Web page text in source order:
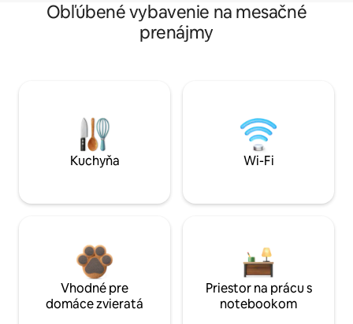
Obľúbené vybavenie na mesačné
prenájmy
Kuchyňa Wi-Fi
Vhodné pre
domáce zvieratá
Priestor na prácu s
notebookom